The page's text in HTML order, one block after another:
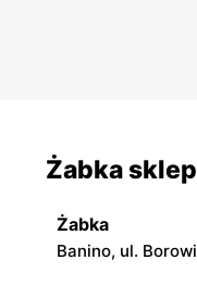
Żabka
Żabka
Banino, ul.